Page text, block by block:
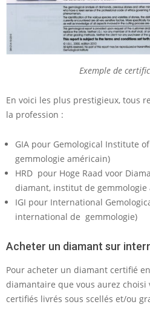
Exemple de
En voici les plus prestigieux, tous
la profession :
GIA pour Gemological Institute
gemmologie américain)
HRD pour Hoge Raad voor
diamant, institut de gemmologie
IGI pour International
international de gemmologie)
Acheter un diamant sur
Pour acheter un diamant certifié
diamantaire que vous aurez choisi
certifiés livrés sous scellés et/ou